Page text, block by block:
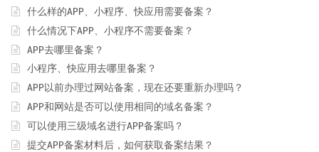
什么样的APP、小程序、快应用需要备案？
什么情况下APP、小程序不需要备案？
APP去哪里备案？
小程序、快应用去哪里备案？
APP以前办理过网站备案，现在还要重新办理吗？
APP和网站是否可以使用相同的域名备案？
可以使用三级域名进行APP备案吗？
提交APP备案材料后，如何获取备案结果？